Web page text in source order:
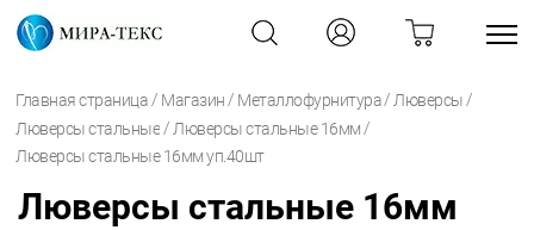
Главная страница / Магазин / Металлофурнитура / Люверсы /
Люверсы стальные / Люверсы стальные 16мм /
Люверсы стальные 16мм уп.40шт
Люверсы стальные 16мм